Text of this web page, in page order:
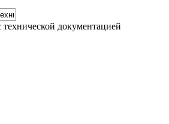
технической документацией